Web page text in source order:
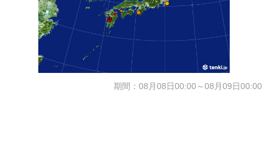
期間：08月08日00:00～08月09日00:00